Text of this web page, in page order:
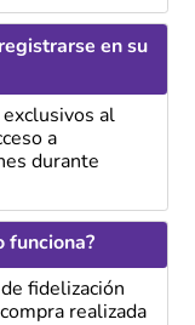
en su
al
a
durante
funciona?
fidelización
realizada